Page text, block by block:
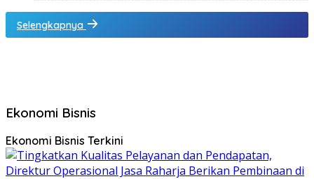
Selengkapnya
Ekonomi Bisnis
Ekonomi Bisnis Terkini